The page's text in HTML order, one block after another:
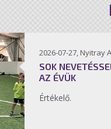
2026-07-27, Nyitray
SOK
AZ ÉVÜK
Értékelő.